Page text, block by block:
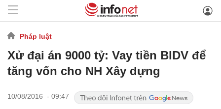
Pháp luật
Xử đại án 9000 tỷ: Vay tiền BIDV để
tăng vốn cho NH Xây dựng
10/08/2016 - 09:47